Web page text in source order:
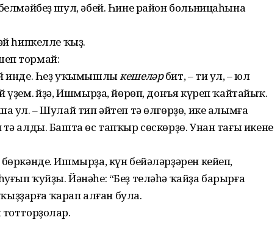
шул, әбей. Һине район больницаһына
һипкелле ҡыҙ.
тормай:
инде. Һеҙ уҡымышлыкешеләрбит, – ти ул, – юл
үҙем. Әйҙә, Ишмырҙа, йөрөп, донъя күреп ҡайтайыҡ.
ул. – Шулай тип әйтеп тә өлгөрҙө, ике алымға
алды. Башта өс тапҡыр сөскөрҙө. Унан тағы икене
Ишмырҙа, күн бейәләрҙәрен кейеп,
ҡуйҙы. Йәнәһе: “Беҙ теләһә ҡайҙа барырға
ҡарап алған була.